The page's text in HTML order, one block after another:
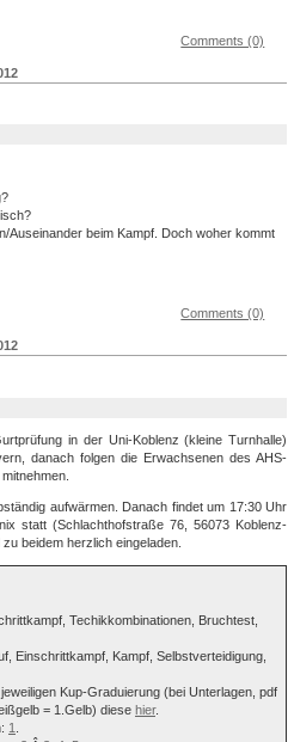
Comments (0)
Auseinander beim Kampf. Doch woher kommt
Comments (0)
in der Uni-Koblenz (kleine Turnhalle)
danach folgen die Erwachsenen des AHS-
aufwärmen. Danach findet um 17:30 Uhr
statt (Schlachthofstraße 76, 56073 Koblenz-
beidem herzlich eingeladen.
Techikkombinationen, Bruchtest,
Einschrittkampf, Kampf, Selbstverteidigung,
Kup-Graduierung (bei Unterlagen, pdf
= 1.Gelb) diese hier.
1